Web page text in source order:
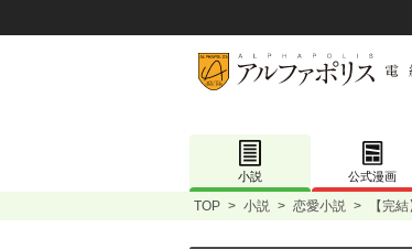
小説 公式漫画
TOP > 小説 > 恋愛小説 > 【完